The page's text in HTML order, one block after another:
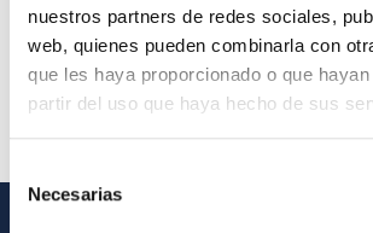
nuestros partners de redes sociales,
web, quienes pueden combinarla con
que les haya proporcionado o que
partir del uso que haya hecho de sus
Necesarias